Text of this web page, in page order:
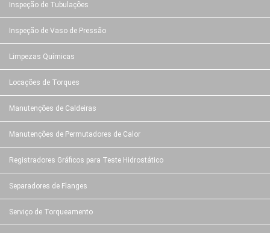
Inspeção de Tubulações
Inspeção de Vaso de Pressão
Limpezas Químicas
Locações de Torques
Manutenções de Caldeiras
Manutenções de Permutadores de Calor
Registradores Gráficos para Teste Hidrostático
Separadores de Flanges
Serviço de Torqueamento